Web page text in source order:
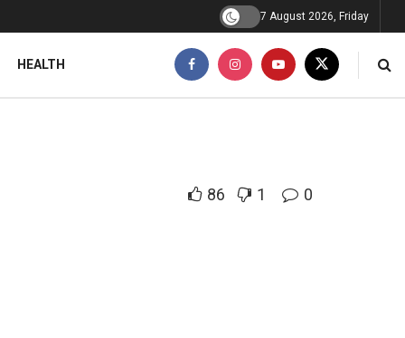
7 August 2026, Friday
HEALTH
86 1 0